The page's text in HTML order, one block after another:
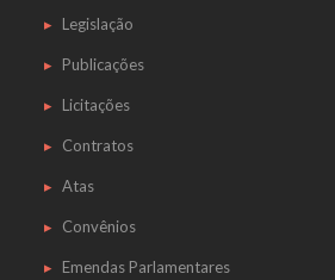
Legislação
Publicações
Licitações
Contratos
Atas
Convênios
Emendas Parlamentares